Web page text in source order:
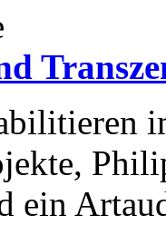
ein